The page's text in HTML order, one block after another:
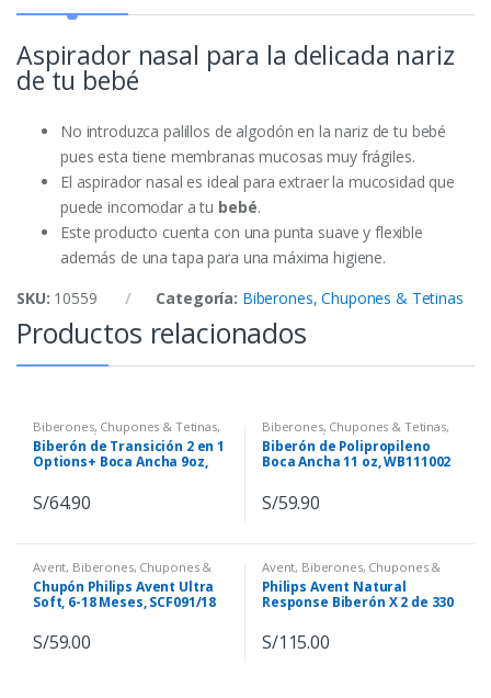
Aspirador nasal para la delicada nariz
de tu bebé
No introduzca palillos de algodón en la nariz de tu bebé
pues esta tiene membranas mucosas muy frágiles.
El aspirador nasal es ideal para extraer la mucosidad que
puede incomodar a tu bebé.
Este producto cuenta con una punta suave y flexible
además de una tapa para una máxima higiene.
SKU: 10559 Categoría: Biberones, Chupones & Tetinas
Productos relacionados
Biberones, Chupones & Tetinas,
Dr. Brown´s
Biberón de Transición 2 en 1
Options+ Boca Ancha 9oz,
S/64.90
Biberones, Chupones & Tetinas,
Dr. Brown´s
Biberón de Polipropileno
Boca Ancha 11 oz, WB111002
S/59.90
Avent, Biberones, Chupones &
Tetinas
Chupón Philips Avent Ultra
Soft, 6-18 Meses, SCF091/18
S/59.00
Avent, Biberones, Chupones &
Tetinas
Philips Avent Natural
Response Biberón X 2 de 330
S/115.00